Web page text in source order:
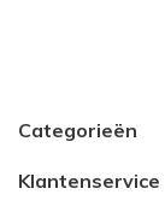
Categorieën
Klantenservice